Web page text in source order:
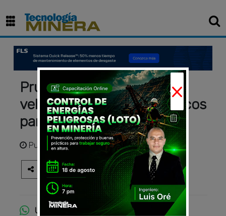
Prueban tecnología para
vehículos pesados eléctricos
para minería en Perú
Publicadohace 2 años
Únete al canal de WhatsApp
×